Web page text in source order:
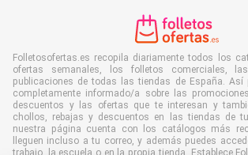
Folletosofertas.es recopila diariamente todos los
ofertas semanales, los folletos comerciales,
publicaciones de todas las tiendas de España. Así
completamente informado/a sobre las
descuentos y las ofertas que te interesan y
chollos, rebajas y descuentos en las tiendas de
nuestra página cuenta con los catálogos más
lleguen incluso a tu correo, y además puedes
trabajo, la escuela o en la propia tienda. Establece